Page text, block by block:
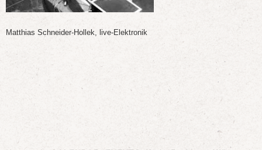
Matthias Schneider-Hollek, live-Elektronik